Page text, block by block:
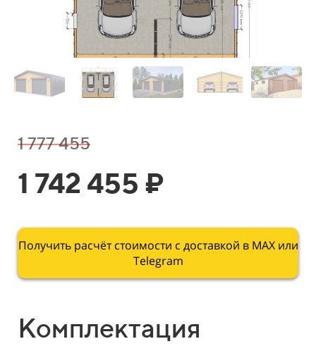
1 777 455
1 742 455 ₽
Получить расчёт стоимости с доставкой в МАХ или
Telegram
Комплектация